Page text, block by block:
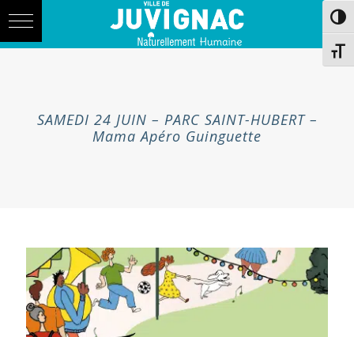
navigation
SAMEDI 24 JUIN – PARC SAINT-HUBERT –
Mama Apéro Guinguette